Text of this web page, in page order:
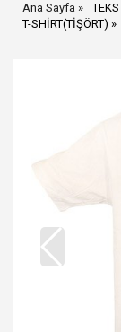
Ana Sayfa
T-SHİRT(TİŞÖRT)